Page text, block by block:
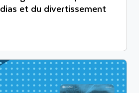
et du divertissement